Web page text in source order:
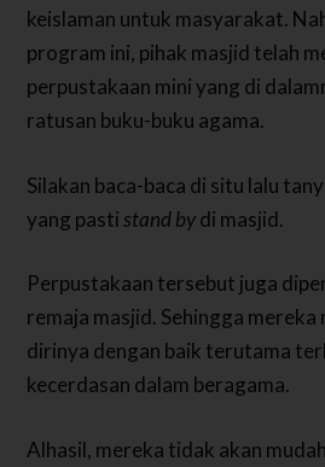
keislaman untuk masyarakat.
program ini, pihak masjid telah
perpustakaan mini yang di
ratusan buku-buku agama.
Silakan baca-baca di situ lalu
yang pastistand bydi masjid.
Perpustakaan tersebut juga
remaja masjid. Sehingga
dirinya dengan baik terutama
kecerdasan dalam beragama.
Alhasil, mereka tidak akan